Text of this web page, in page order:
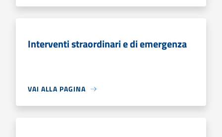
Interventi straordinari e di emergenza
VAI ALLA PAGINA